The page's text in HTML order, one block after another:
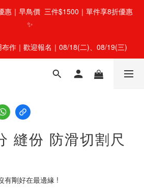
惠｜早鳥價  三件$1500｜單件享8折優惠
✨
作｜歡迎報名｜08/18(二)、08/19(三)
縫份 防滑切割尺
有剛好在最邊緣 !